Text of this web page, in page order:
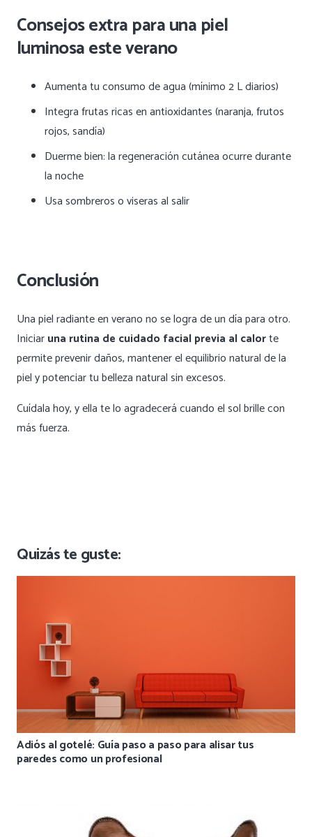
Consejos extra para una piel
luminosa este verano
Aumenta tu consumo de agua (mínimo 2 L diarios)
Integra frutas ricas en antioxidantes (naranja, frutos
rojos, sandía)
Duerme bien: la regeneración cutánea ocurre durante
la noche
Usa sombreros o viseras al salir
Conclusión
Una piel radiante en verano no se logra de un día para otro.
Iniciaruna rutina de cuidado facial previa al calorte
permite prevenir daños, mantener el equilibrio natural de la
piel y potenciar tu belleza natural sin excesos.
Cuídala hoy, y ella te lo agradecerá cuando el sol brille con
más fuerza.
Quizás te guste:
Adiós al gotelé: Guía paso a paso para alisar tus
paredes como un profesional